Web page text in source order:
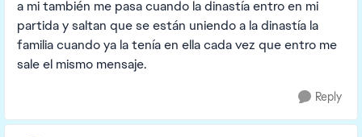
a mi también me pasa cuando la dinastía entro en mi
partida y saltan que se están uniendo a la dinastía la
familia cuando ya la tenía en ella cada vez que entro me
sale el mismo mensaje.
Reply